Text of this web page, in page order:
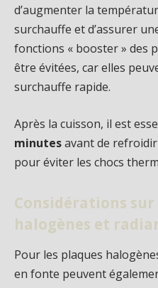
d’augmenter la
surchauffe et d’assurer
fonctions « booster » des
être évitées, car elles
surchauffe rapide.
Après la cuisson, il est
minutesavant de
pour éviter les chocs
Considérations sur
halogènes et
Pour les plaques
en fonte peuvent